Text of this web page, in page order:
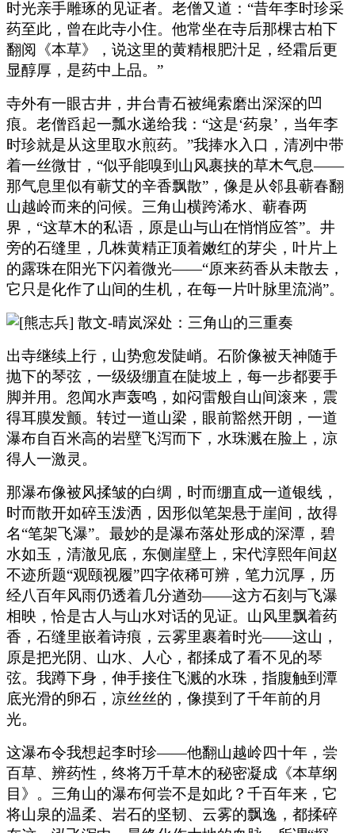
时光亲手雕琢的见证者。老僧又道：“昔年李时珍采
药至此，曾在此寺小住。他常坐在寺后那棵古柏下
翻阅《本草》，说这里的黄精根肥汁足，经霜后更
显醇厚，是药中上品。”
寺外有一眼古井，井台青石被绳索磨出深深的凹
痕。老僧舀起一瓢水递给我：“这是‘药泉’，当年李
时珍就是从这里取水煎药。”我捧水入口，清冽中带
着一丝微甘，“似乎能嗅到山风裹挟的草木气息——
那气息里似有蕲艾的辛香飘散”，像是从邻县蕲春翻
山越岭而来的问候。三角山横跨浠水、蕲春两
界，“这草木的私语，原是山与山在悄悄应答”。井
旁的石缝里，几株黄精正顶着嫩红的芽尖，叶片上
的露珠在阳光下闪着微光——“原来药香从未散去，
它只是化作了山间的生机，在每一片叶脉里流淌”。
出寺继续上行，山势愈发陡峭。石阶像被天神随手
抛下的琴弦，一级级绷直在陡坡上，每一步都要手
脚并用。忽闻水声轰鸣，如闷雷般自山间滚来，震
得耳膜发颤。转过一道山梁，眼前豁然开朗，一道
瀑布自百米高的岩壁飞泻而下，水珠溅在脸上，凉
得人一激灵。
那瀑布像被风揉皱的白绸，时而绷直成一道银线，
时而散开如碎玉泼洒，因形似笔架悬于崖间，故得
名“笔架飞瀑”。最妙的是瀑布落处形成的深潭，碧
水如玉，清澈见底，东侧崖壁上，宋代淳熙年间赵
不迹所题“观颐视履”四字依稀可辨，笔力沉厚，历
经八百年风雨仍透着几分遒劲——这方石刻与飞瀑
相映，恰是古人与山水对话的见证。山风里飘着药
香，石缝里嵌着诗痕，云雾里裹着时光——这山，
原是把光阴、山水、人心，都揉成了看不见的琴
弦。我蹲下身，伸手接住飞溅的水珠，指腹触到潭
底光滑的卵石，凉丝丝的，像摸到了千年前的月
光。
这瀑布令我想起李时珍——他翻山越岭四十年，尝
百草、辨药性，终将万千草木的秘密凝成《本草纲
目》。三角山的瀑布何尝不是如此？千百年来，它
将山泉的温柔、岩石的坚韧、云雾的飘逸，都揉碎